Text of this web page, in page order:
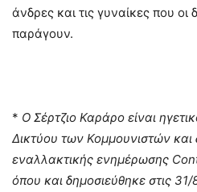
άνδρες και τις γυναίκες που οι
παράγουν.
* Ο Σέρτζιο Καράρο είναι
Δικτύου των Κομμουνιστών και
εναλλακτικής ενημέρωσης
όπου και δημοσιεύθηκε στις